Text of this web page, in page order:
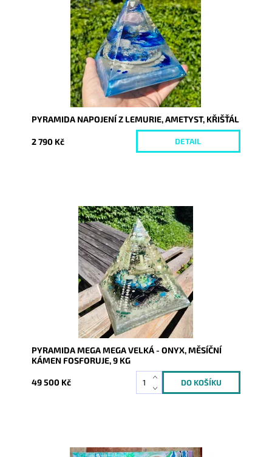
10272
PYRAMIDA NAPOJENÍ Z LEMURIE, AMETYST, KŘIŠŤÁL
2 790 Kč DETAIL
Skladem
8761
PYRAMIDA MEGA MEGA VELKÁ - ONYX, MĚSÍČNÍ
KÁMEN FOSFORUJE, 9 KG
49 500 Kč